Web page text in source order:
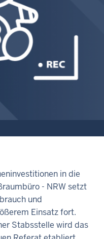
in die
- NRW setzt
und
Einsatz fort.
Stabsstelle wird das